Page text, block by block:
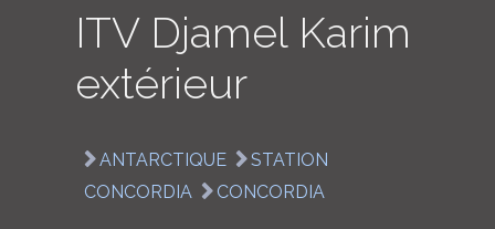
PAYS
COLLECTIONS
ITV Djamel Karim
extérieur
ANTARCTIQUE
STATION
CONCORDIA
CONCORDIA